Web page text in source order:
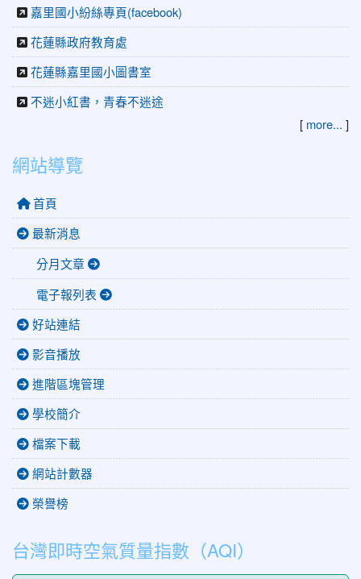
嘉里國小紛絲專頁(facebook)
花蓮縣政府教育處
花蓮縣嘉里國小圖書室
不迷小紅書，青春不迷途
[ more... ]
網站導覽
首頁
最新消息
分月文章
電子報列表
好站連結
影音播放
進階區塊管理
學校簡介
檔案下載
網站計數器
榮譽榜
台灣即時空氣質量指數（AQI）